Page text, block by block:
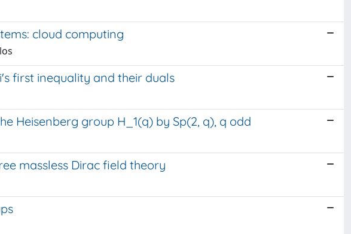
cloud computing
first inequality and their duals
Heisenberg group H_1(q) by Sp(2, q), q odd
massless Dirac field theory